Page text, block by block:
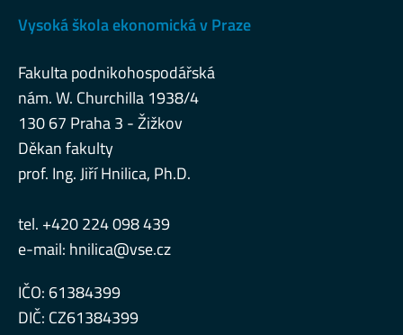
Vysoká škola ekonomická v Praze
Fakulta podnikohospodářská
nám. W. Churchilla 1938/4
130 67 Praha 3 - Žižkov
Děkan fakulty
prof. Ing. Jiří Hnilica, Ph.D.
tel. +420 224 098 439
e-mail: hnilica@vse.cz
IČO: 61384399
DIČ: CZ61384399